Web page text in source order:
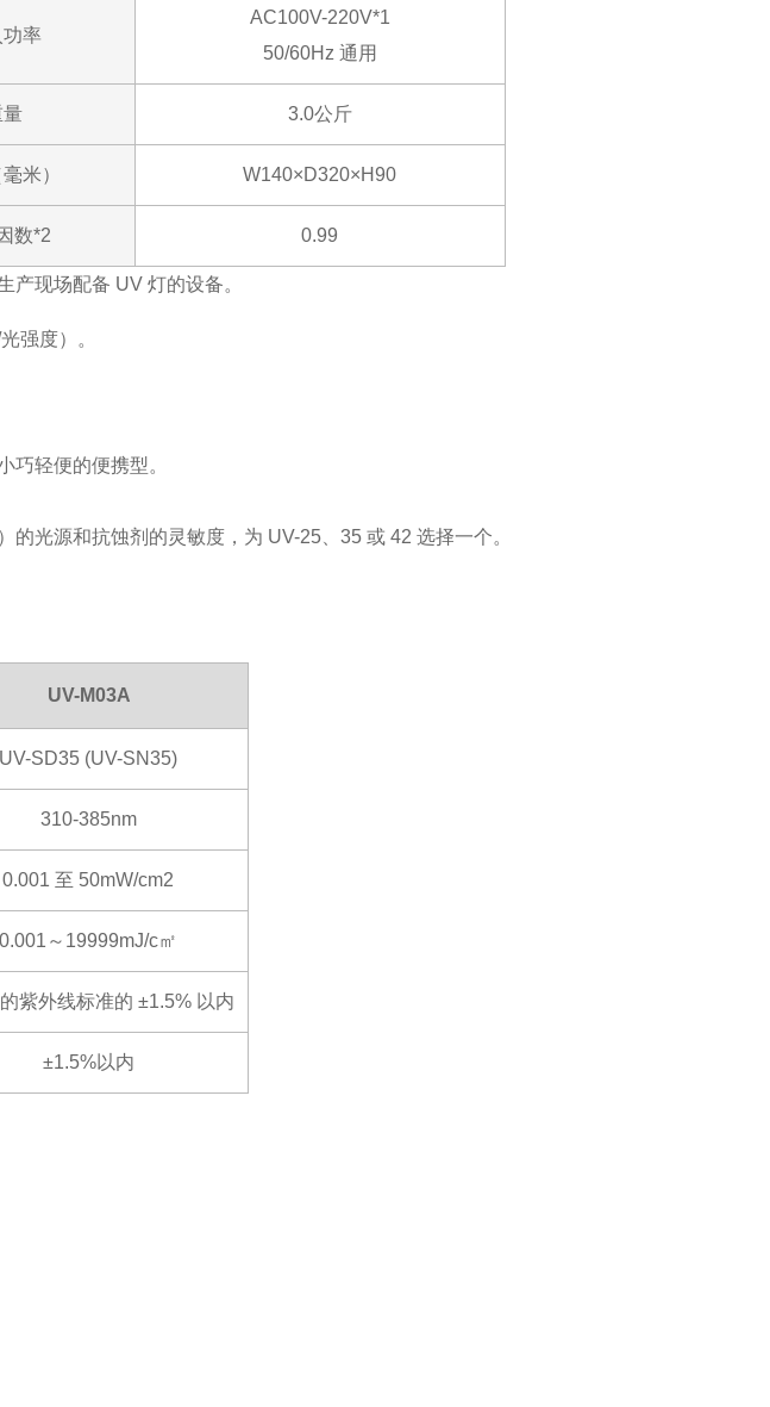
率
AC100V-220V*1
50/60Hz 通用
量 3.0公斤
米） W140×D320×H90
数*2 0.99
产现场配备 UV 灯的设备。
强度）。
巧轻便的便携型。
光源和抗蚀剂的灵敏度，为 UV-25、35 或 42 选择一个。
UV-M03A
UV-SD35 (UV-SN35)
310-385nm
0.001 至 50mW/cm2
0.001～19999mJ/c㎡
紫外线标准的 ±1.5% 以内
±1.5%以内